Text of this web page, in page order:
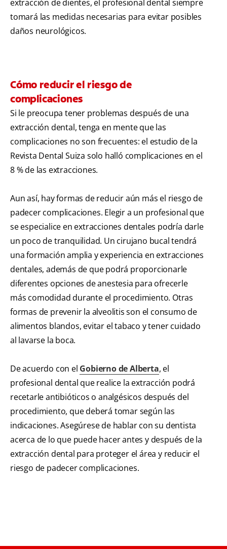
extracción de dientes, el profesional dental siempre
tomará las medidas necesarias para evitar posibles
daños neurológicos.
Cómo reducir el riesgo de
complicaciones
Si le preocupa tener problemas después de una
extracción dental, tenga en mente que las
complicaciones no son frecuentes: el estudio de la
Revista Dental Suiza solo halló complicaciones en el
8 % de las extracciones.
Aun así, hay formas de reducir aún más el riesgo de
padecer complicaciones. Elegir a un profesional que
se especialice en extracciones dentales podría darle
un poco de tranquilidad. Un cirujano bucal tendrá
una formación amplia y experiencia en extracciones
dentales, además de que podrá proporcionarle
diferentes opciones de anestesia para ofrecerle
más comodidad durante el procedimiento. Otras
formas de prevenir la alveolitis son el consumo de
alimentos blandos, evitar el tabaco y tener cuidado
al lavarse la boca.
De acuerdo con el Gobierno de Alberta, el
profesional dental que realice la extracción podrá
recetarle antibióticos o analgésicos después del
procedimiento, que deberá tomar según las
indicaciones. Asegúrese de hablar con su dentista
acerca de lo que puede hacer antes y después de la
extracción dental para proteger el área y reducir el
riesgo de padecer complicaciones.